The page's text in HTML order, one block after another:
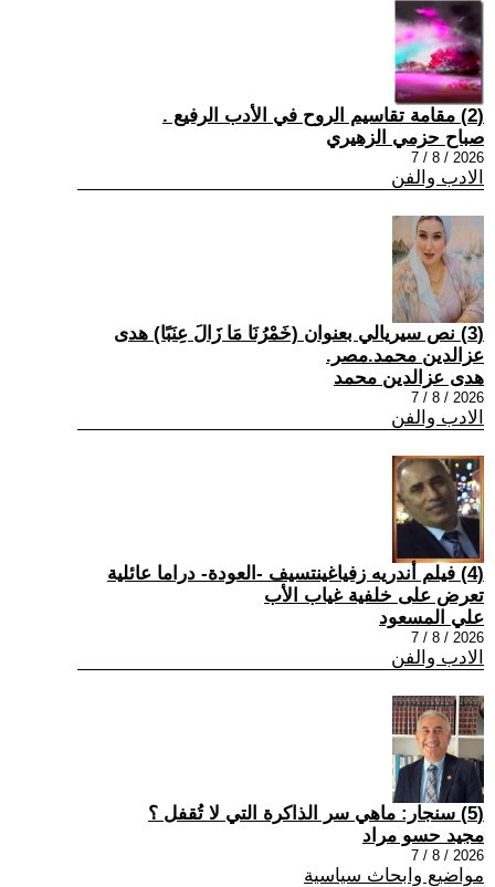
(2) مقامة تقاسيم الروح في الأدب الرفيع .
صباح حزمي الزهيري
2026 / 8 / 7
الادب والفن
(3) نص سيريالي بعنوان (خَمْرُنَا مَا زَالَ عِنَبًا) هدى
عزالدين محمد.مصر.
هدى عزالدين محمد
2026 / 8 / 7
الادب والفن
(4) فيلم أندريه زفياغينتسيف -العودة- دراما عائلية
تعرض على خلفية غياب الأب
علي المسعود
2026 / 8 / 7
الادب والفن
(5) سنجار: ماهي سر الذاكرة التي لا تُقفل ؟
مجيد حسو مراد
2026 / 8 / 7
مواضيع وابحاث سياسية